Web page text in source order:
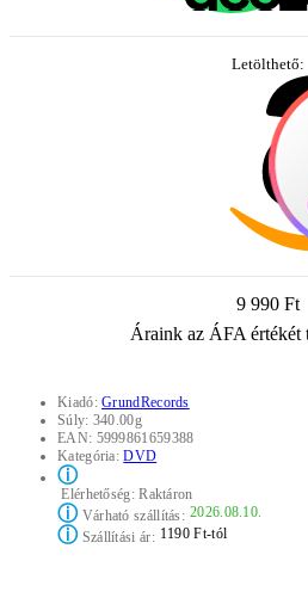
Letölthető:
9 990 Ft
Áraink az ÁFA értékét
Kiadó:GrundRecords
Súly: 340.00g
EAN: 5999861659388
Kategória:DVD
ⓘ
Elérhetőség:Raktáron
ⓘVárható szállítás: 2026.08.10.
ⓘSzállítási ár: 1190 Ft-tól